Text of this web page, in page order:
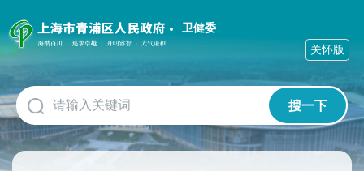
障
碍
作
说
明
跳
到
卫健委
搜一下
关怀版